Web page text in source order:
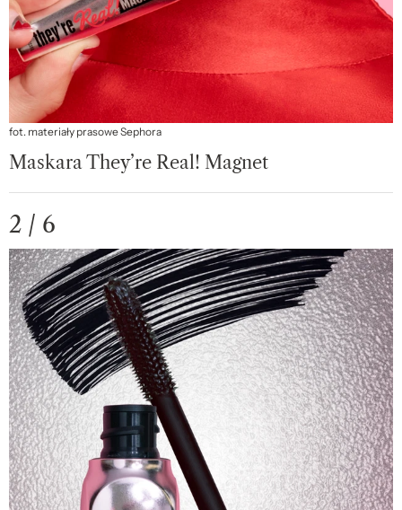
fot. materiały prasowe Sephora
Maskara They’re Real! Magnet
2 / 6